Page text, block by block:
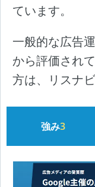
ています。
一般的な広告
から評価され
方は、リスナ
強み3